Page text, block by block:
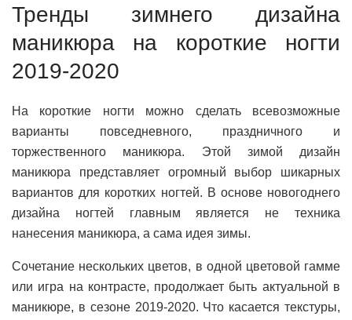
Тренды зимнего дизайна
маникюра на короткие ногти
2019-2020
На короткие ногти можно сделать всевозможные
варианты повседневного, праздничного и
торжественного маникюра. Этой зимой дизайн
маникюра представляет огромный выбор шикарных
вариантов для коротких ногтей. В основе новогоднего
дизайна ногтей главным является не техника
нанесения маникюра, а сама идея зимы.
Сочетание нескольких цветов, в одной цветовой гамме
или игра на контрасте, продолжает быть актуальной в
маникюре, в сезоне 2019-2020. Что касается текстуры,